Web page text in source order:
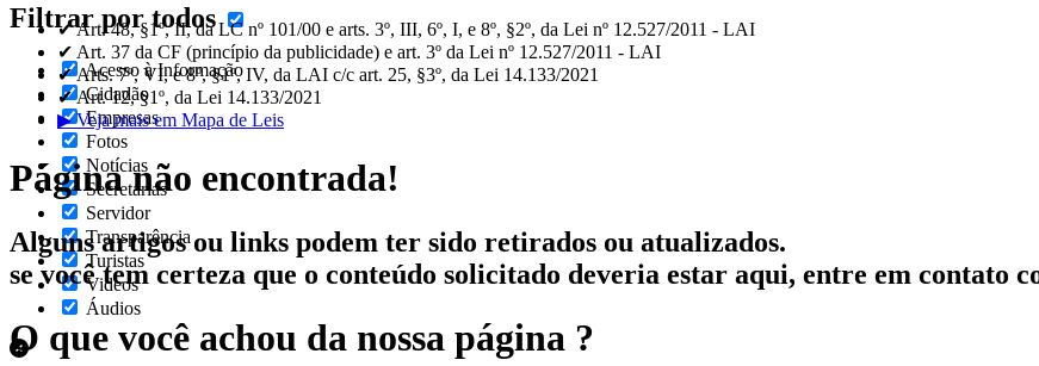
Filtrar por todos
Acesso à Informação
Cidadão
Empresas
Fotos
Notícias
Secretarias
Servidor
Transparência
Turistas
Videos
Áudios
✔ Art. 48, §1º, II, da LC nº 101/00 e arts. 3º, III, 6º, I, e 8º, §2º, da Lei nº 12.527/2011 - LAI
✔ Art. 37 da CF (princípio da publicidade) e art. 3º da Lei nº 12.527/2011 - LAI
✔ Arts. 7º, VI, e 8º, §1º, IV, da LAI c/c art. 25, §3º, da Lei 14.133/2021
✔ Art. 12, §1º, da Lei 14.133/2021
▶ Veja mais em Mapa de Leis
Página não encontrada!
Alguns artigos ou links podem ter sido retirados ou atualizados.
se você tem certeza que o conteúdo solicitado deveria estar aqui, entre em contato
O que você achou da nossa página ?